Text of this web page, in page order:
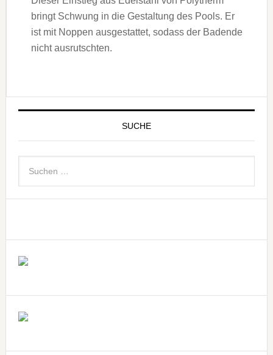
bringt Schwung in die Gestaltung des Pools. Er
ist mit Noppen ausgestattet, sodass der Badende
nicht ausrutschten.
SUCHE